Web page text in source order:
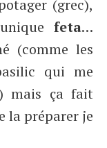
(grec),
feta…
(comme les
qui me
mais ça fait
la préparer je